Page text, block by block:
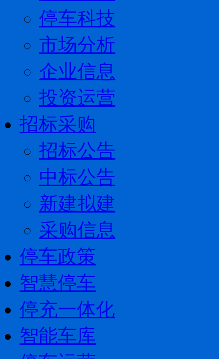
停车科技
市场分析
企业信息
投资运营
招标采购
招标公告
中标公告
新建拟建
采购信息
停车政策
智慧停车
停充一体化
智能车库